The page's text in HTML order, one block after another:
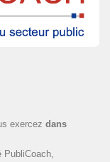
exercezdans
PubliCoach,